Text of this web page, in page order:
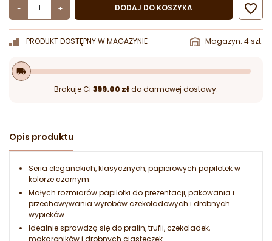
- + DODAJ DO KOSZYKA 
PRODUKT DOSTĘPNY W MAGAZYNIE Magazyn: 4 szt.
local_shipping
Brakuje Ci 399.00 złdo darmowej dostawy.
Opis produktu
Seria eleganckich, klasycznych, papierowych papilotek w
kolorze czarnym.
Małych rozmiarów papilotki do prezentacji, pakowania i
przechowywania wyrobów czekoladowych i drobnych
wypieków.
Idealnie sprawdzą się do pralin, trufli, czekoladek,